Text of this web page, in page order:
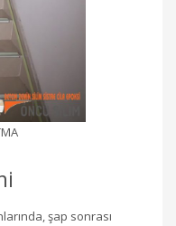
şap sonrası